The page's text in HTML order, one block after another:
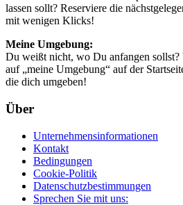
lassen sollt? Reserviere die
mit wenigen Klicks!
Meine Umgebung:
Du weißt nicht, wo Du anfangen
auf „meine Umgebung“ auf der
die dich umgeben!
Über
Unternehmensinformationen
Kontakt
Bedingungen
Cookie-Politik
Datenschutzbestimmungen
Sprechen Sie mit uns: